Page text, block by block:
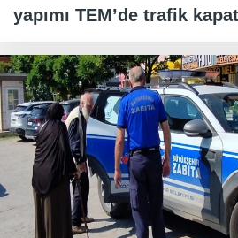
yapımı TEM’de trafik